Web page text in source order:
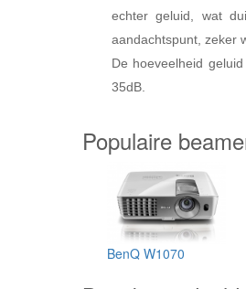
echter geluid, wat
aandachtspunt, zeker
De hoeveelheid
35dB.
Populaire
BenQ W1070